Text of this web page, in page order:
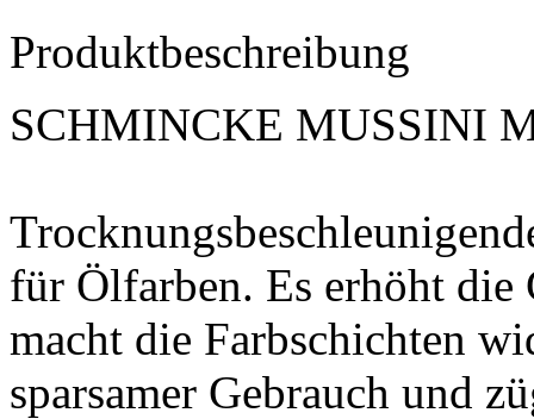
Produktbeschreibung
SCHMINCKE MUSSINI
für Ölfarben. Es erhöht
macht die Farbschichten
sparsamer Gebrauch und